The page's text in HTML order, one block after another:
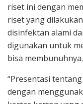
riset ini dengan
riset yang
disinfektan alami
digunakan untuk
bisa membunuhnya.
“Presentasi
dengan